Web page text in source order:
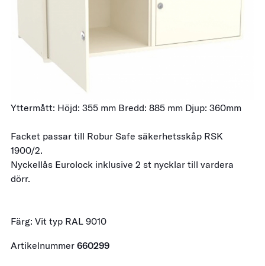
Yttermått: Höjd: 355 mm Bredd: 885 mm Djup: 360mm
Facket passar till Robur Safe säkerhetsskåp RSK
1900/2.
Nyckellås Eurolock inklusive 2 st nycklar till vardera
dörr.
Färg: Vit typ RAL 9010
Artikelnummer 660299